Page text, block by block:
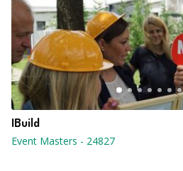
IBuild
Event Masters - 24827